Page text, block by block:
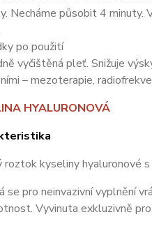
Necháme působit 4 minuty.
po použití
vyčištěná pleť. Snižuje
– mezoterapie,
HYALURONOVÁ
roztok kyseliny hyaluronové
se pro neinvazivní vyplnění
Vyvinuta exkluzivně